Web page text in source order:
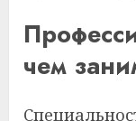
чем